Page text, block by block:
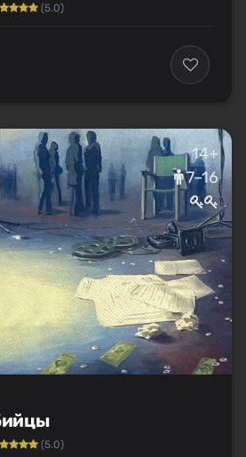
(5.0)
14+
7–16
(5.0)